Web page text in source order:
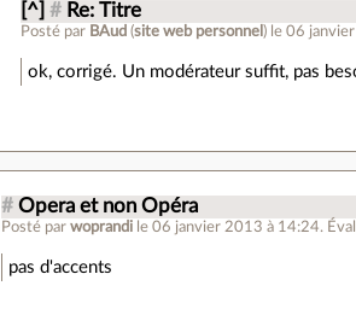
[^] # Re: Titre
Posté par BAud (site web personnel ) le 06
ok, corrigé. Un modérateur suffit, pas
# Opera et non Opéra
Posté parwoprandi le 06 janvier 2013 à 14:24.
pas d'accents